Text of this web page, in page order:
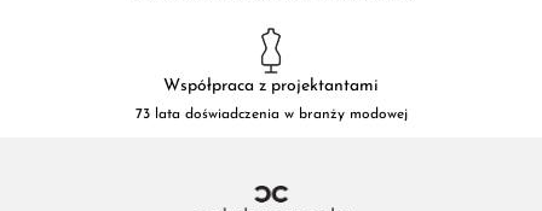
Współpraca z projektantami
73 lata doświadczenia w branży modowej